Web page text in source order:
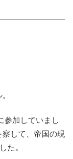
参加していまし
して、帝国の現
た。